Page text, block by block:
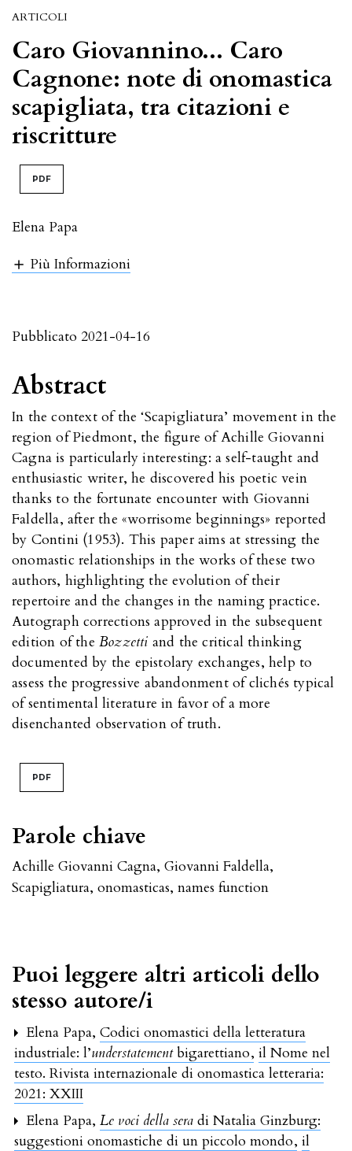
ARTICOLI
Caro Giovannino... Caro
Cagnone: note di onomastica
scapigliata, tra citazioni e
riscritture
PDF
Elena Papa
Più Informazioni
Pubblicato 2021-04-16
Parole chiave
Achille Giovanni Cagna, Giovanni Faldella,
Scapigliatura, onomasticas, names function
Abstract
In the context of the ‘Scapigliatura’ movement in the
region of Piedmont, the figure of Achille Giovanni
Cagna is particularly interesting: a self-taught and
enthusiastic writer, he discovered his poetic vein
thanks to the fortunate encounter with Giovanni
Faldella, after the «worrisome beginnings» reported
by Contini (1953). This paper aims at stressing the
onomastic relationships in the works of these two
authors, highlighting the evolution of their
repertoire and the changes in the naming practice.
Autograph corrections approved in the subsequent
edition of the Bozzetti and the critical thinking
documented by the epistolary exchanges, help to
assess the progressive abandonment of clichés typical
of sentimental literature in favor of a more
disenchanted observation of truth.
PDF
Puoi leggere altri articoli dello
stesso autore/i
Elena Papa, Codici onomastici della letteratura
industriale: l’understatementbigarettiano, il Nome nel
testo. Rivista internazionale di onomastica letteraria:
2021: XXIII
Elena Papa, Le voci della sera di Natalia Ginzburg:
suggestioni onomastiche di un piccolo mondo, il